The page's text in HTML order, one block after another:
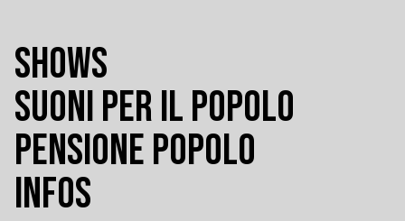
SHOWS
SUONI PER IL POPOLO
PENSIONE POPOLO
INFOS